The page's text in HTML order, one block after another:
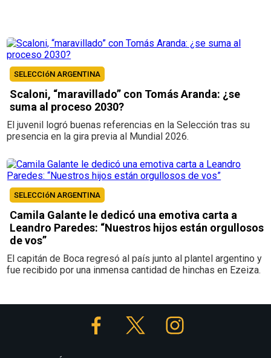
SELECCIóN ARGENTINA
Scaloni, “maravillado” con Tomás Aranda: ¿se
suma al proceso 2030?
El juvenil logró buenas referencias en la Selección tras su
presencia en la gira previa al Mundial 2026.
SELECCIóN ARGENTINA
Camila Galante le dedicó una emotiva carta a
Leandro Paredes: “Nuestros hijos están orgullosos
de vos”
El capitán de Boca regresó al país junto al plantel argentino y
fue recibido por una inmensa cantidad de hinchas en Ezeiza.